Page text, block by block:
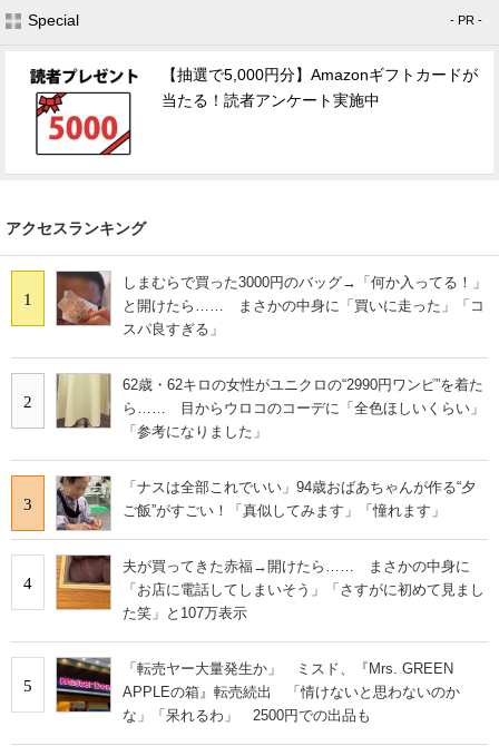
Special - PR -
【抽選で5,000円分】Amazonギフトカードが
当たる！読者アンケート実施中
アクセスランキング
1
しまむらで買った3000円のバッグ→「何か入ってる！」
と開けたら…… まさかの中身に「買いに走った」「コ
スパ良すぎる」
2
62歳・62キロの女性がユニクロの“2990円ワンピ”を着た
ら…… 目からウロコのコーデに「全色ほしいくらい」
「参考になりました」
3
「ナスは全部これでいい」94歳おばあちゃんが作る“夕
ご飯”がすごい！「真似してみます」「憧れます」
4
夫が買ってきた赤福→開けたら…… まさかの中身に
「お店に電話してしまいそう」「さすがに初めて見まし
た笑」と107万表示
5
「転売ヤー大量発生か」 ミスド、『Mrs. GREEN
APPLEの箱』転売続出 「情けないと思わないのか
な」「呆れるわ」 2500円での出品も